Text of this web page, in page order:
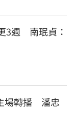
3週　南珉貞：
場轉播　潘忠